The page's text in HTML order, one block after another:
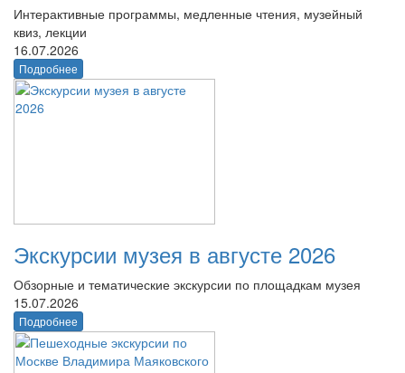
Интерактивные программы, медленные чтения, музейный
квиз, лекции
16.07.2026
Подробнее
Экскурсии музея в августе 2026
Обзорные и тематические экскурсии по площадкам музея
15.07.2026
Подробнее